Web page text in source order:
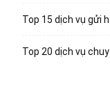
Top 15 dịch vụ gửi
Top 20 dịch vụ